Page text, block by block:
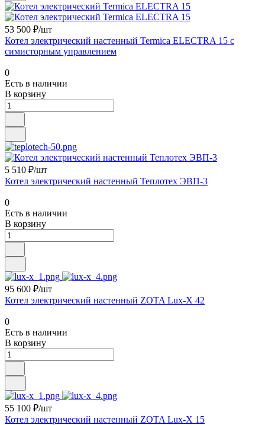
53 500 ₽/шт
Котел электрический настенный Termica ELECTRA 15 с
симисторным управлением
0
Есть в наличии
В корзину
5 510 ₽/шт
Котел электрический настенный Теплотех ЭВП-3
0
Есть в наличии
В корзину
95 600 ₽/шт
Котел электрический настенный ZOTA Lux-X 42
0
Есть в наличии
В корзину
55 100 ₽/шт
Котел электрический настенный ZOTA Lux-X 15